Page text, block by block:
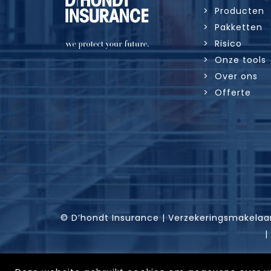
> Producten
> Pakketten
> Risico
> Onze tools
> Over ons
> Offerte
© D’hondt Insurance |
|